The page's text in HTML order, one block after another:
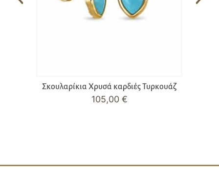
Σκουλαρίκια Χρυσά καρδιές Τυρκουάζ
105,00 €